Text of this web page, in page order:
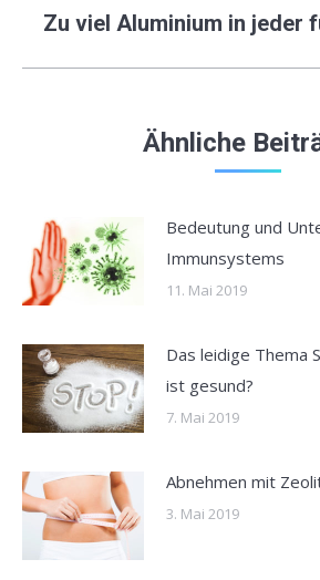
Nächster
Zu viel Aluminium in jeder
Ähnliche
Bedeutung und
Immunsystems
11. Mai 2019
Das leidige Thema
ist gesund?
7. Mai 2019
Abnehmen mit
3. Mai 2019